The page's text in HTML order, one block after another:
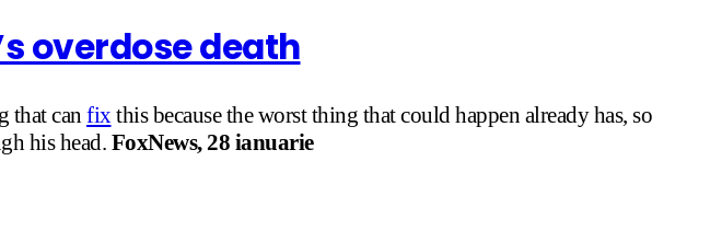
overdose death
that can fixthis because the worst thing that could happen already has, so
his head. FoxNews, 28 ianuarie